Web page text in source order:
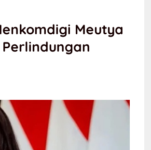
Meutya